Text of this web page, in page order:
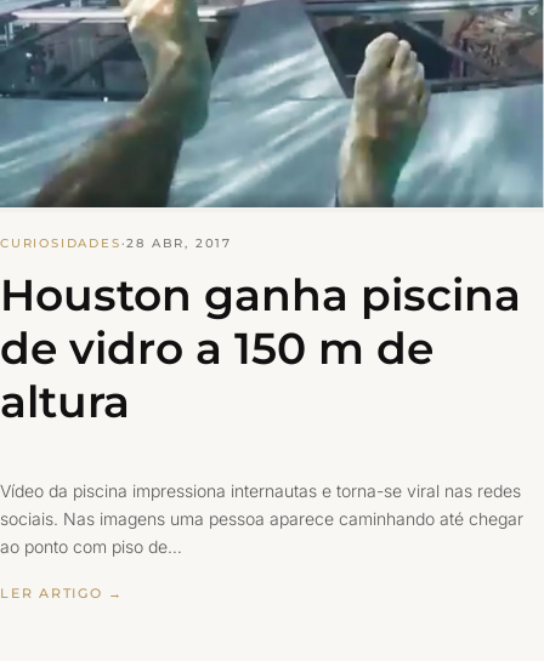
CURIOSIDADES·28 ABR, 2017
Houston ganha piscina
de vidro a 150 m de
altura
Vídeo da piscina impressiona internautas e torna-se viral nas redes
sociais. Nas imagens uma pessoa aparece caminhando até chegar
ao ponto com piso de…
LER ARTIGO →